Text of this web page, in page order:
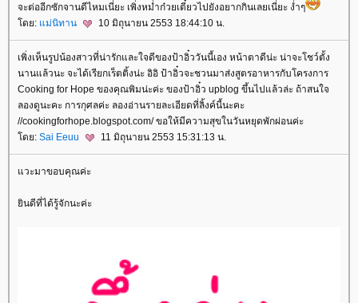
จะต่ออีกซักจานดีไหมเนี่ยะ เพิ่งหม่ำก๋วยเตี๋ยวไปยังอยากกินเลยเนี่ยะ ง่ำๆ
ดย: ม่นิทาน 10 มิถุนายน 2553 18:44:10 น.
เพิ่งเห็นรูปน้องสาวที่น่ารักและใจดีของป้าอิ๋ววันนี้เอง หน้าตาดีน่ะ น่าจะโชว์ตั้ง
นานแล้วนะ จะได้เรียกเร็ตติ้งน่ะ อิอิ ป้าอิ๋วจะชวนมาส่งสูตรอาหารกับโครงการ
Cooking for Hope ของคุณพิมน่ะค่ะ ของป้าอิ๋ว upblog ขึ้นไปแล้วล่ะ ถ้าสนใจ
ลองดูนะคะ การกุศลค่ะ ลองอ่านรายละเอียดที่ลิ้งค์นี้นะคะ
//cookingforhope.blogspot.com/ ขอให้มีความสุขในวันหยุดพักผ่อนค่ะ
ดย: Sai Eeuu 11 มิถุนายน 2553 15:31:13 น.
วะมาขอบคุณค่ะ
ินดีที่ได้รู้จักนะค่ะ